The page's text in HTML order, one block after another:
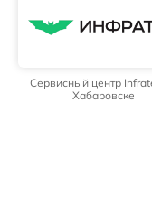
Сервисный центр
Хабаровске